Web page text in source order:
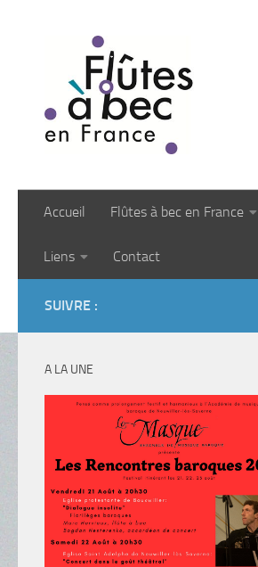
Accueil Flûtes à bec en France
Liens Contact
SUIVRE :
A LA UNE